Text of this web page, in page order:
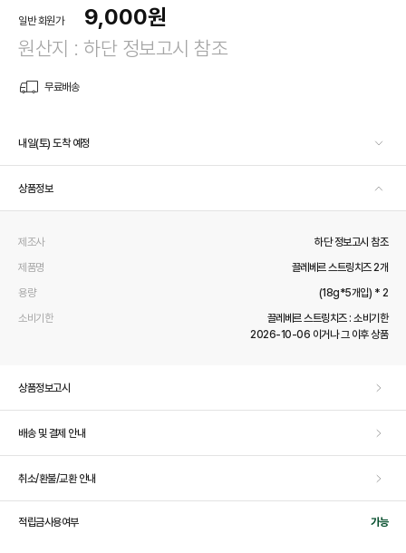
일반 회원가 9,000원
원산지 : 하단 정보고시 참조
무료배송
내일(토) 도착 예정
상품정보
제조사
하단 정보고시 참조
제품명
끌레베르 스트링치즈 2개
용량
(18g*5개입) * 2
소비기한
끌레베르 스트링치즈 : 소비기한
2026-10-06 이거나 그 이후 상품
상품정보고시
배송 및 결제 안내
취소/환불/교환 안내
적립금사용여부 가능